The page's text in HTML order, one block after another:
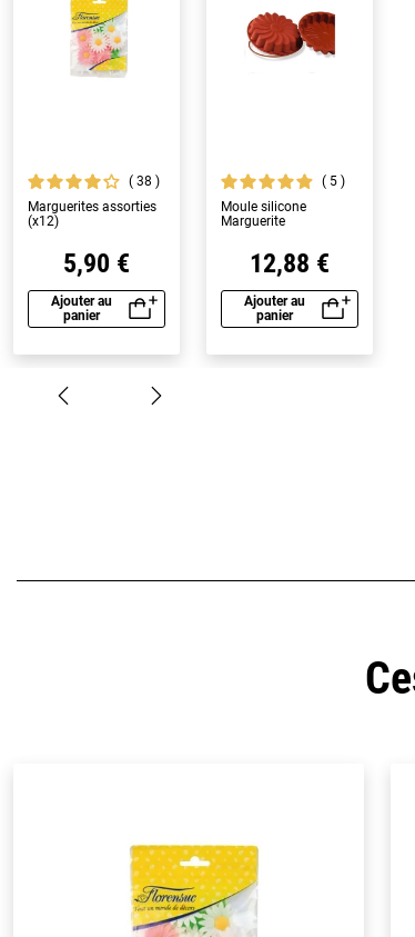
38
Marguerites assorties
(x12)
5,90 €
Ajouter au
panierAperçu rapide
5
Moule silicone
Marguerite
12,88 €
Ajouter au
panierAperçu rapide